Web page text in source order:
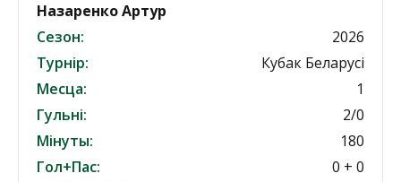
Назаренко Артур
Сезон:
2026
Турнір:
Кубак Беларусі
Месца:
1
Гульні:
2/0
Мінуты:
180
Гол+Пас:
0 + 0